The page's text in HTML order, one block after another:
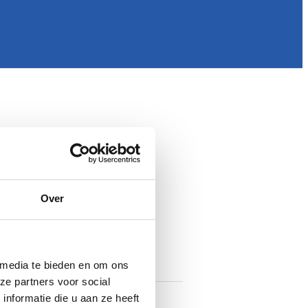
Over
te bieden en om ons
partners voor social
die u aan ze heeft